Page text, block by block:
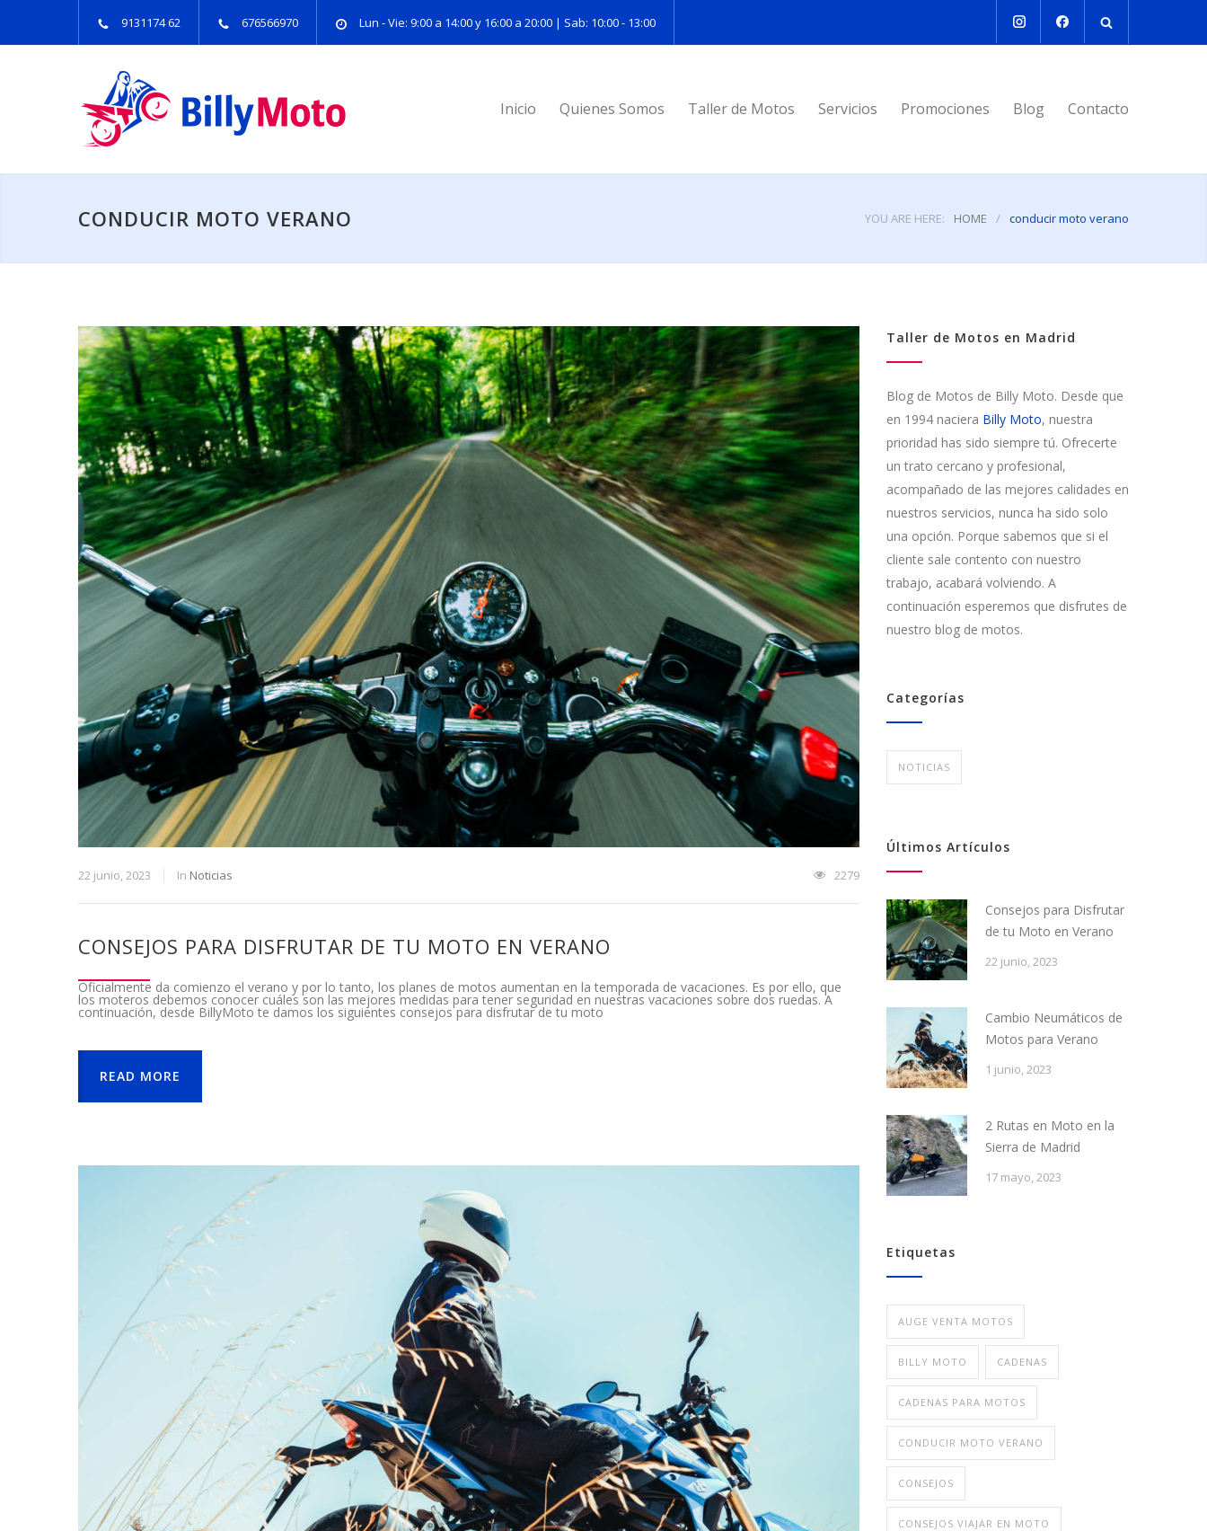
9131174 62 676566970 Lun - Vie: 9:00 a 14:00 y 16:00 a 20:00 | Sab: 10:00 - 13:00
Inicio Quienes Somos Taller de Motos Servicios Promociones Blog Contacto
CONDUCIR MOTO VERANO YOU ARE HERE: HOME / conducir moto verano
22 junio, 2023 In Noticias 2279
CONSEJOS PARA DISFRUTAR DE TU MOTO EN VERANO
Oficialmente da comienzo el verano y por lo tanto, los planes de motos aumentan en la temporada de vacaciones. Es por ello, que
los moteros debemos conocer cuáles son las mejores medidas para tener seguridad en nuestras vacaciones sobre dos ruedas. A
continuación, desde BillyMoto te damos los siguientes consejos para disfrutar de tu moto
READ MORE
Taller de Motos en Madrid
Blog de Motos de Billy Moto. Desde que
en 1994 naciera Billy Moto, nuestra
prioridad has sido siempre tú. Ofrecerte
un trato cercano y profesional,
acompañado de las mejores calidades en
nuestros servicios, nunca ha sido solo
una opción. Porque sabemos que si el
cliente sale contento con nuestro
trabajo, acabará volviendo. A
continuación esperemos que disfrutes de
nuestro blog de motos.
Categorías
NOTICIAS
Últimos Artículos
Consejos para Disfrutar
de tu Moto en Verano
22 junio, 2023
Cambio Neumáticos de
Motos para Verano
1 junio, 2023
2 Rutas en Moto en la
Sierra de Madrid
17 mayo, 2023
Etiquetas
AUGE VENTA MOTOS
BILLY MOTO CADENAS
CADENAS PARA MOTOS
CONDUCIR MOTO VERANO
CONSEJOS
CONSEJOS VIAJAR EN MOTO